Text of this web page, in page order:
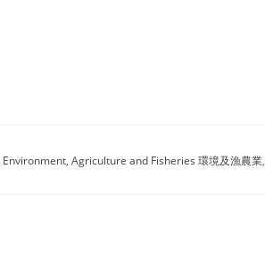
Environment, Agriculture and Fisheries 環境及漁農業,